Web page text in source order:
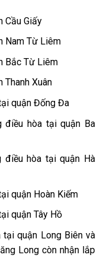
Cầu Giấy
Nam Từ Liêm
Bắc Từ Liêm
Thanh Xuân
quận Đống Đa
hòa tại quận Ba
hòa tại quận Hà
quận Hoàn Kiếm
quận Tây Hồ
quận Long Biên và
Long còn nhận lắp